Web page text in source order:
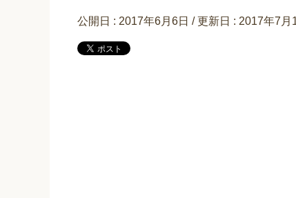
公開日 : 2017年6月6日 / 更新日 : 2017年7月